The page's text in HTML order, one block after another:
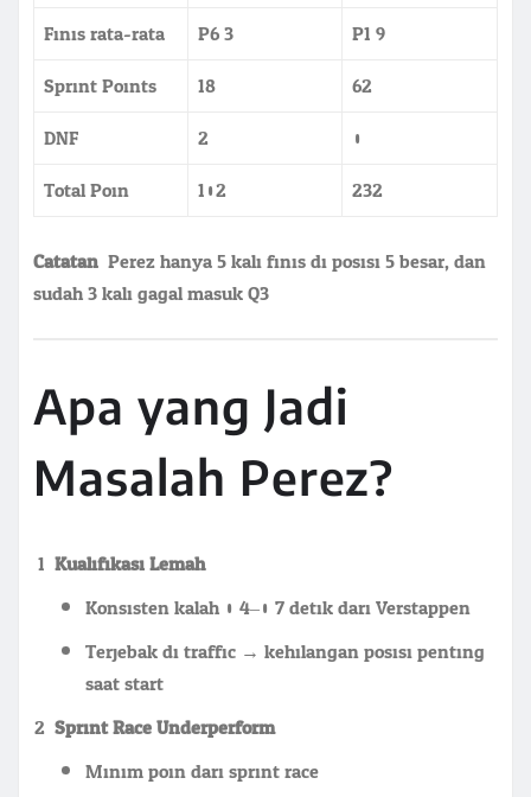
Finis rata-rata
P6.3
P1.9
Sprint Points
18
62
DNF
2
0
Total Poin
102 232
Catatan: Perez hanya 5 kali finis di posisi 5 besar, dan
sudah 3 kali gagal masuk Q3.
Apa yang Jadi
Masalah Perez?
Kualifikasi Lemah
Konsisten kalah 0.4–0.7 detik dari Verstappen
Terjebak di traffic → kehilangan posisi penting
saat start
Sprint Race Underperform
Minim poin dari sprint race